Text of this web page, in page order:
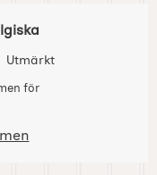
Utmärkt
för